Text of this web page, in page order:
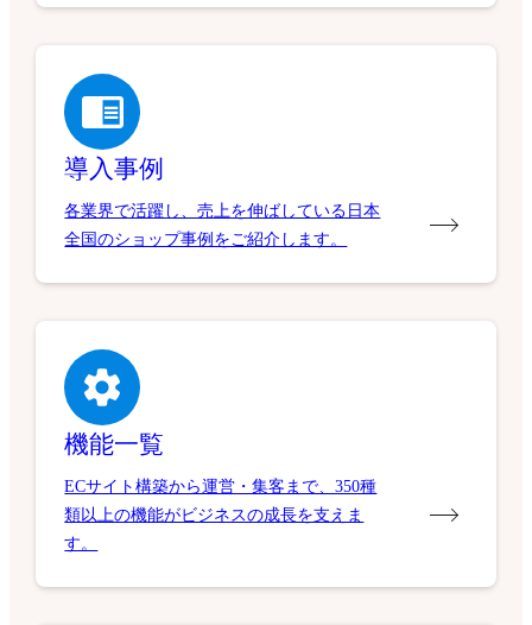
導入事例
各業界で活躍し、売上を伸ばしている日本
全国のショップ事例をご紹介します。
機能一覧
ECサイト構築から運営・集客まで、350種
類以上の機能がビジネスの成長を支えま
す。